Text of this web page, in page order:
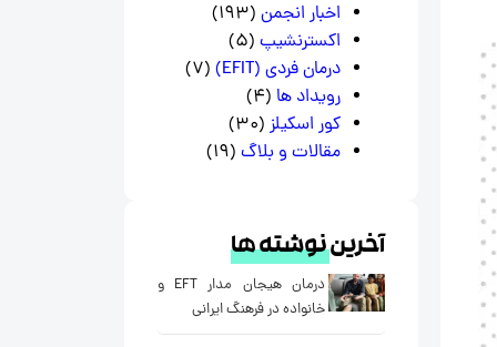
اخبار انجمن (193)
اکسترنشیپ (5)
درمان فردی (EFIT)
(7)
رویداد ها (4)
کور اسکیلز (30)
مقالات و بلاگ (19)
آخریننوشته ها
درمان هیجان مدار EFT و
خانواده در فرهنگ ایرانی